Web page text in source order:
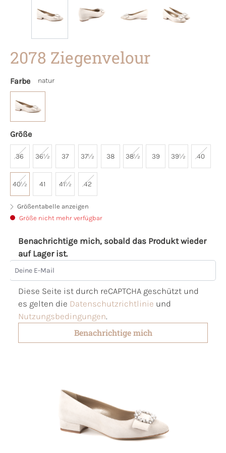
2078 Ziegenvelour
Farbe natur
Größe
36 36½ 37 37½ 38 38½ 39 39½ 40
40½ 41 41½ 42
Größentabelle anzeigen
Größe nicht mehr verfügbar
Benachrichtige mich, sobald das Produkt wieder
auf Lager ist.
Deine E-Mail
Diese Seite ist durch reCAPTCHA geschützt und
es gelten die Datenschutzrichtlinie und
Nutzungsbedingungen.
Benachrichtige mich